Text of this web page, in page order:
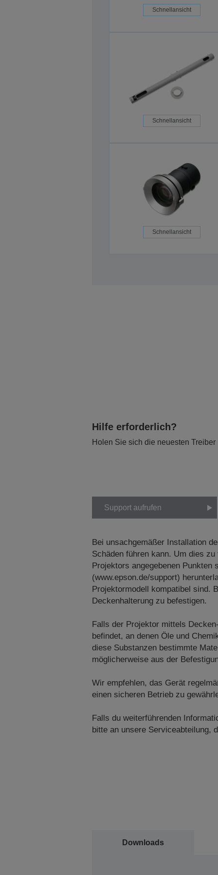
Schnellansicht
Schnellansicht
Schnellansicht
Hilfe erforderlich?
Holen Sie sich die neuesten Treiber
Support aufrufen
Bei unsachgemäßer Installation
Schäden führen kann. Um dies
Projektors angegebenen
(www.epson.de/support)
Projektormodell kompatibel sind.
Deckenhalterung zu befestigen.
Falls der Projektor mittels
befindet, an denen Öle und
diese Substanzen bestimmte
möglicherweise aus der
Wir empfehlen, das Gerät
einen sicheren Betrieb zu
Falls du weiterführenden
bitte an unsere Serviceabteilung,
Downloads